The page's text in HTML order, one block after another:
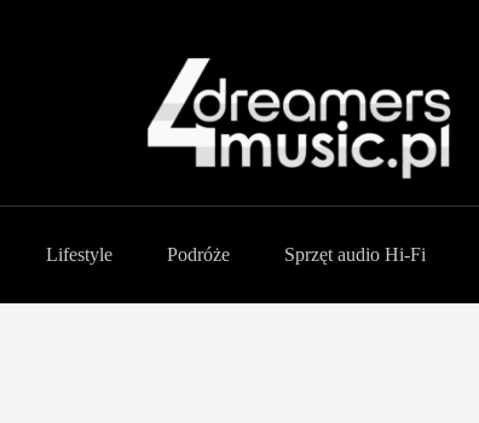
Lifestyle Podróże Sprzęt audio Hi-Fi